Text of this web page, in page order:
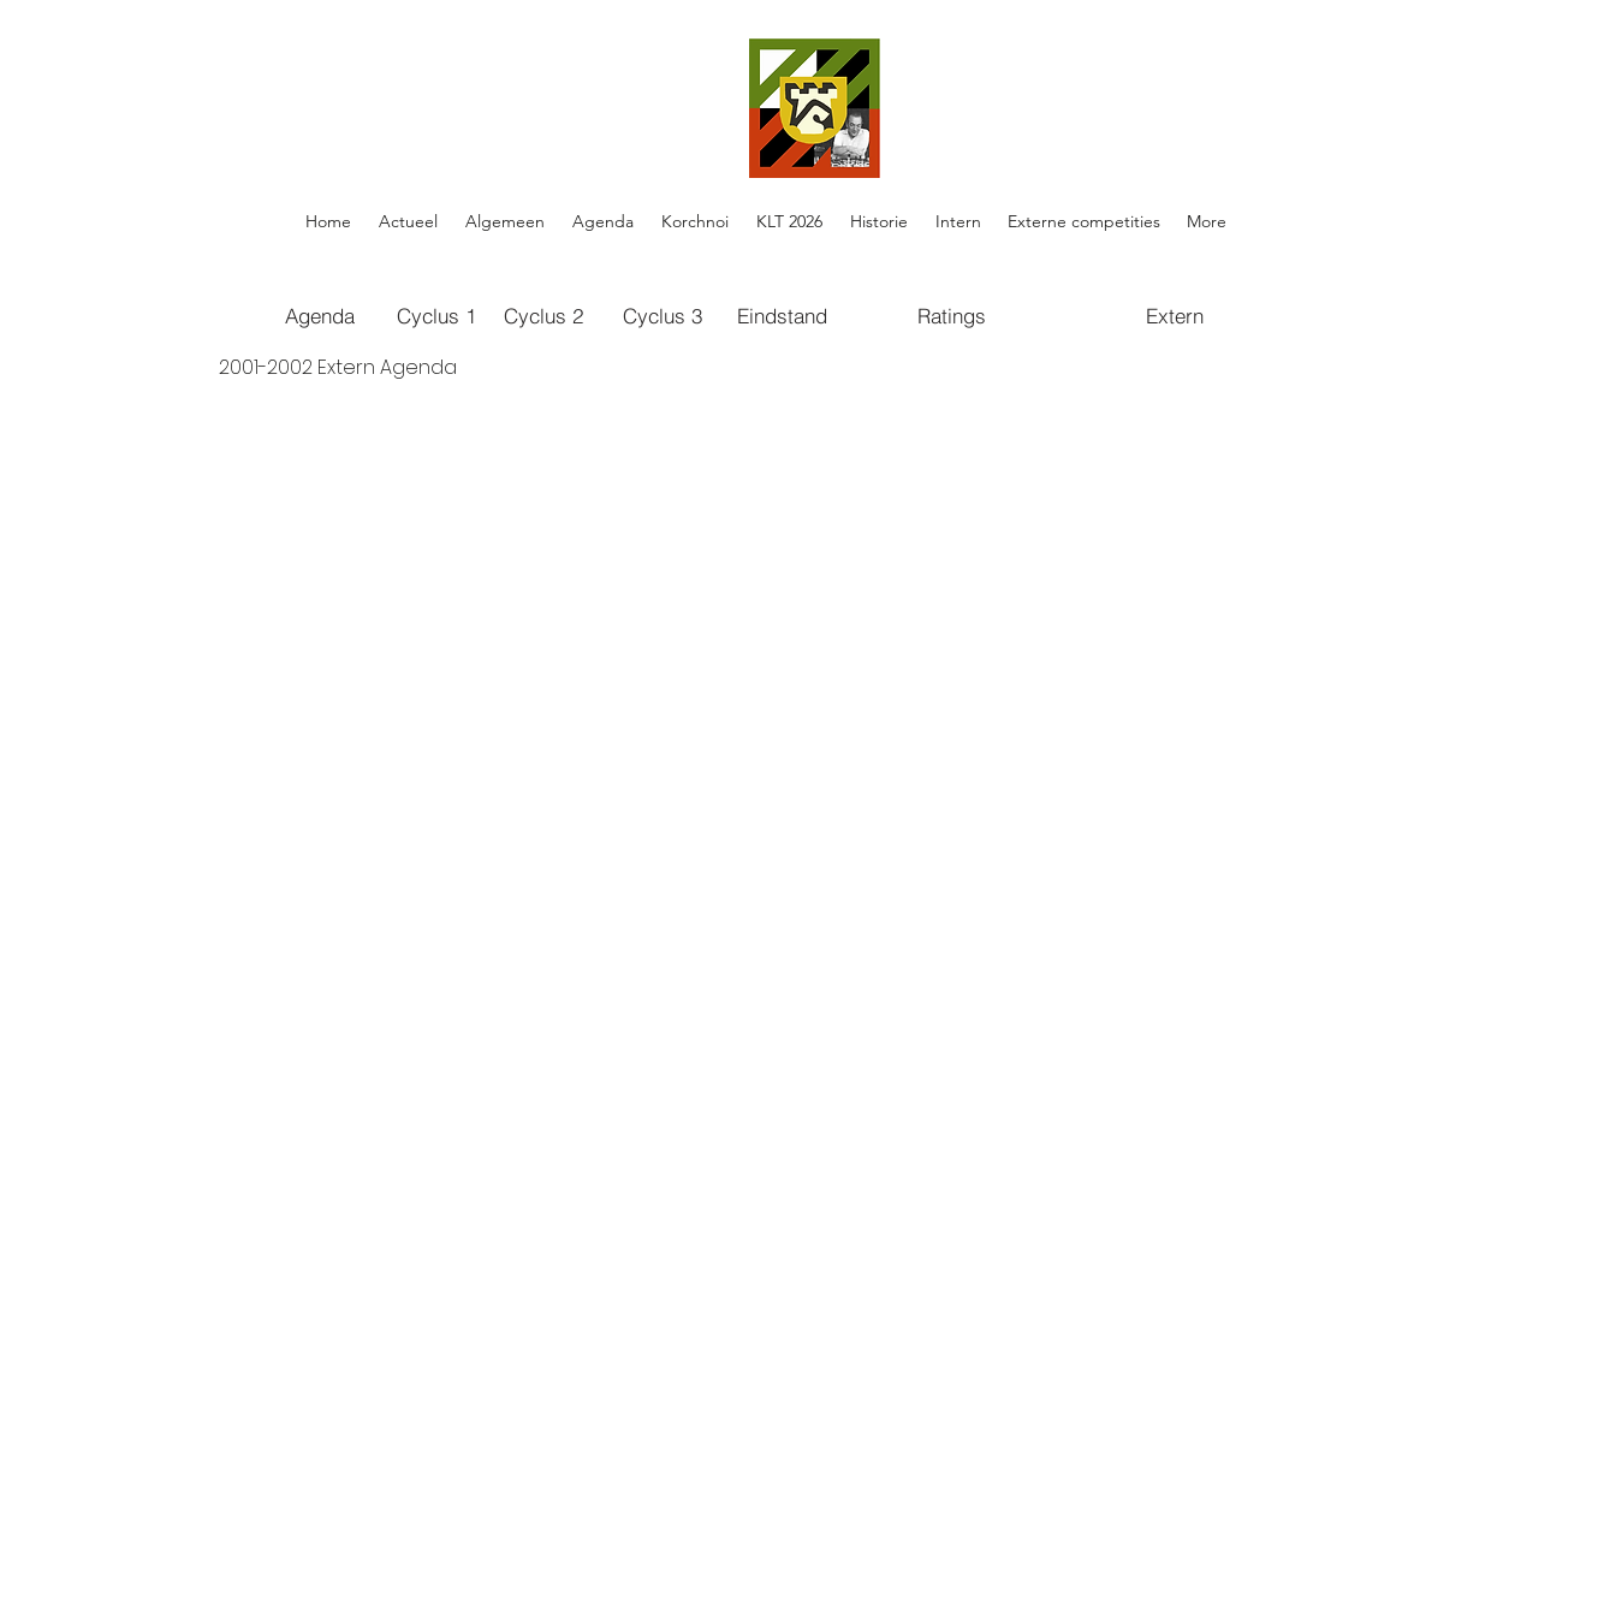
Home Actueel Algemeen Agenda Korchnoi KLT 2026 Historie Intern Externe competities More
Agenda Cyclus 1 Cyclus 2 Cyclus 3 Eindstand Ratings Extern
2001-2002 Extern Agenda